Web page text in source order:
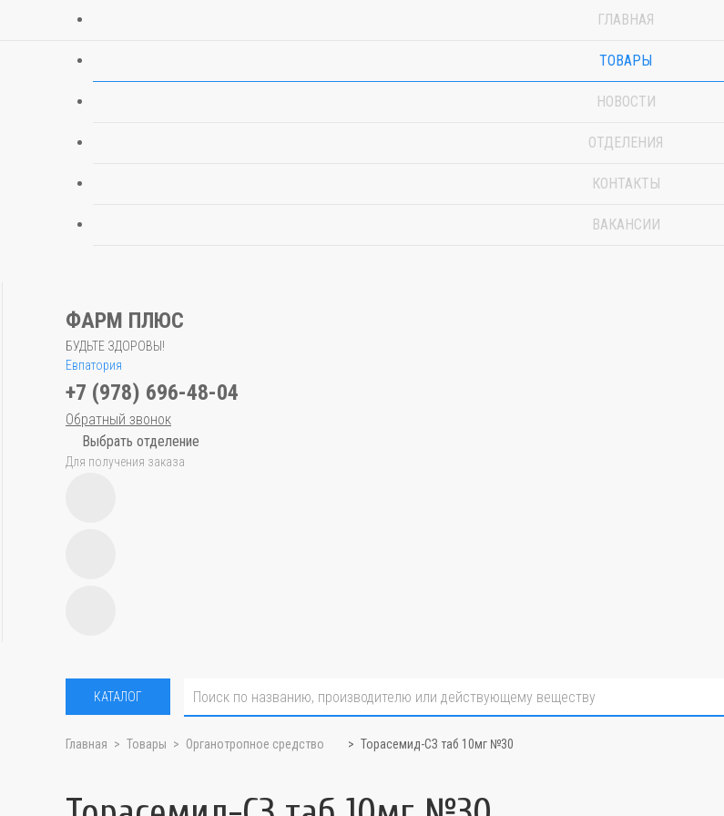
ГЛАВНАЯ
ТОВАРЫ
НОВОСТИ
ОТДЕЛЕНИЯ
КОНТАКТЫ
ВАКАНСИИ
ФАРМ ПЛЮС
БУДЬТЕ ЗДОРОВЫ!
Евпатория
+7 (978) 696-48-04
Обратный звонок
Выбрать отделение
Для получения заказа
КАТАЛОГ
Главная Товары Органотропное средство Торасемид-СЗ таб 10мг №30